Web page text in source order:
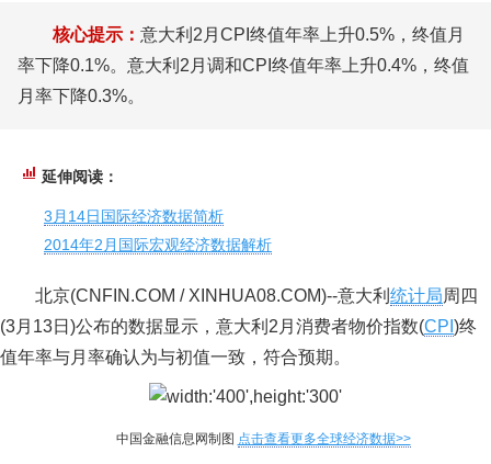
核心提示： 意大利2月CPI终值年率上升0.5%，终值月
率下降0.1%。意大利2月调和CPI终值年率上升0.4%，终值
月率下降0.3%。
延伸阅读：
3月14日国际经济数据简析
2014年2月国际宏观经济数据解析
北京(CNFIN.COM / XINHUA08.COM)--意大利 统计局周四
(3月13日)公布的数据显示，意大利2月消费者物价指数(CPI )终
值年率与月率确认为与初值一致，符合预期。
中国金融信息网制图 点击查看更多全球经济数据>>